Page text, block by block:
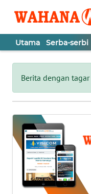
Utama Serba-serbi
Berita dengan tagar
Tutup
UTAMA
SERBA-
SERBI
PERISTIWA